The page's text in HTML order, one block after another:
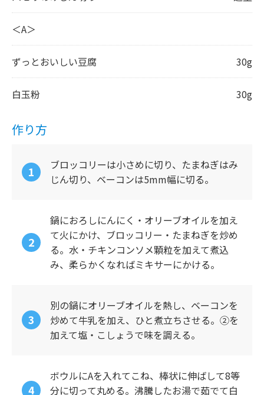
＜A＞
ずっとおいしい豆腐 30g
白玉粉 30g
作り方
ブロッコリーは小さめに切り、たまねぎはみ
じん切り、ベーコンは5mm幅に切る。
鍋におろしにんにく・オリーブオイルを加え
て火にかけ、ブロッコリー・たまねぎを炒め
る。水・チキンコンソメ顆粒を加えて煮込
み、柔らかくなればミキサーにかける。
別の鍋にオリーブオイルを熱し、ベーコンを
炒めて牛乳を加え、ひと煮立ちさせる。②を
加えて塩・こしょうで味を調える。
ボウルにAを入れてこね、棒状に伸ばして8等
分に切って丸める。沸騰したお湯で茹でて白